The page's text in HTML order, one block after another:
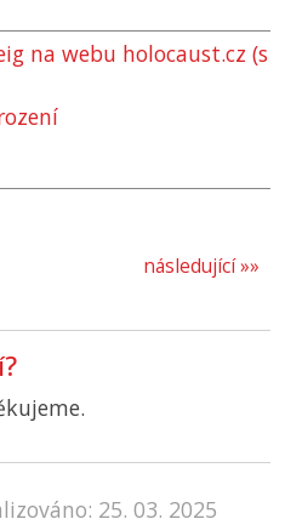
na webu holocaust.cz (s
následující »»
25. 03. 2025